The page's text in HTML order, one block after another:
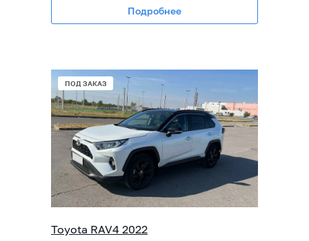
Подробнее
Toyota RAV4 2022
ПОД ЗАКАЗ